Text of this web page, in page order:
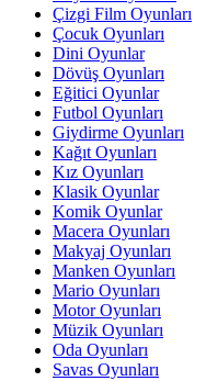
Çizgi Film Oyunları
Çocuk Oyunları
Dini Oyunlar
Dövüş Oyunları
Eğitici Oyunlar
Futbol Oyunları
Giydirme Oyunları
Kağıt Oyunları
Kız Oyunları
Klasik Oyunlar
Komik Oyunlar
Macera Oyunları
Makyaj Oyunları
Manken Oyunları
Mario Oyunları
Motor Oyunları
Müzik Oyunları
Oda Oyunları
Savas Oyunları